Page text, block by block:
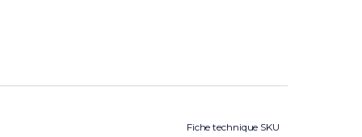
Fiche technique SKU